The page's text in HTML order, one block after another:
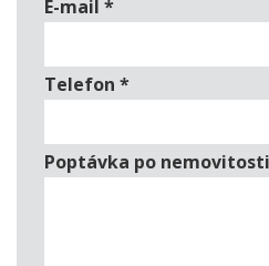
E-mail *
Telefon *
Poptávka po